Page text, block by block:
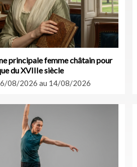
principale femme châtain pour
du XVIIIe siècle
08/2026 au 14/08/2026